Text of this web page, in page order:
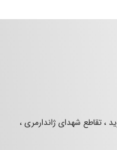
، تقاطع شهدای ژاندارمری ،